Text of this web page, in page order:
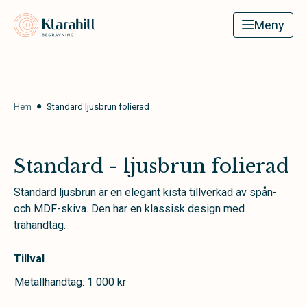
Meny
Hem Standard ljusbrun folierad
Standard - ljusbrun folierad
Standard ljusbrun är en elegant kista tillverkad av spån-
och MDF-skiva. Den har en klassisk design med
trähandtag.
Tillval
Metallhandtag: 1 000 kr